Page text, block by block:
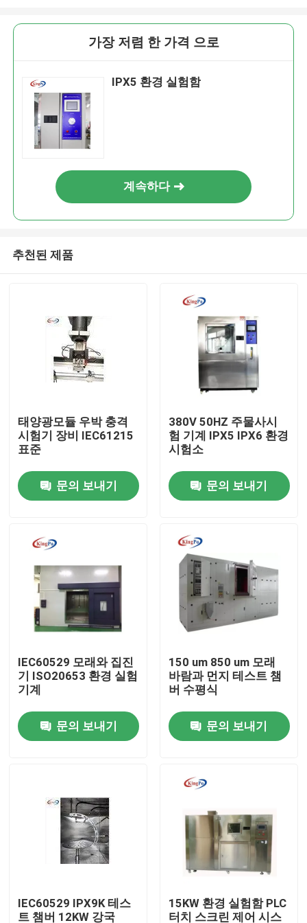
제품
우리에 대하여
공장 여행
품질 관리
연락주세요
IEC 시험 장비
진입 보호 시험 장비
가장 저렴 한 가격 으로
IPX5 환경 실험함
계속하다
추천된 제품
태양광모듈 우박 충격
시험기 장비 IEC61215
표준
문의 보내기
380V 50HZ 주물사시
험 기계 IPX5 IPX6 환경
시험소
문의 보내기
IEC60529 모래와 집진
기 ISO20653 환경 실험
기계
문의 보내기
150 um 850 um 모래
바람과 먼지 테스트 챔
버 수평식
문의 보내기
IEC60529 IPX9K 테스
트 챔버 12KW 강국
15KW 환경 실험함 PLC
터치 스크린 제어 시스